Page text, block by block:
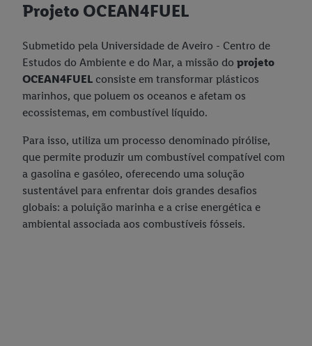
Projeto OCEAN4FUEL
Submetido pela Universidade de Aveiro - Centro de
Estudos do Ambiente e do Mar, a missão do projeto
OCEAN4FUEL consiste em transformar plásticos
marinhos, que poluem os oceanos e afetam os
ecossistemas, em combustível líquido.
Para isso, utiliza um processo denominado pirólise,
que permite produzir um combustível compatível com
a gasolina e gasóleo, oferecendo uma solução
sustentável para enfrentar dois grandes desafios
globais: a poluição marinha e a crise energética e
ambiental associada aos combustíveis fósseis.